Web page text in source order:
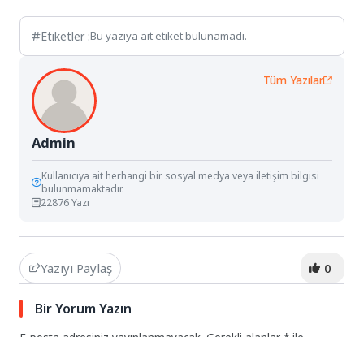
Etiketler :Bu yazıya ait etiket bulunamadı.
Admin
Tüm Yazılar
Kullanıcıya ait herhangi bir sosyal medya veya iletişim bilgisi
bulunmamaktadır.
22876 Yazı
Yazıyı Paylaş 0
Bir Yorum Yazın